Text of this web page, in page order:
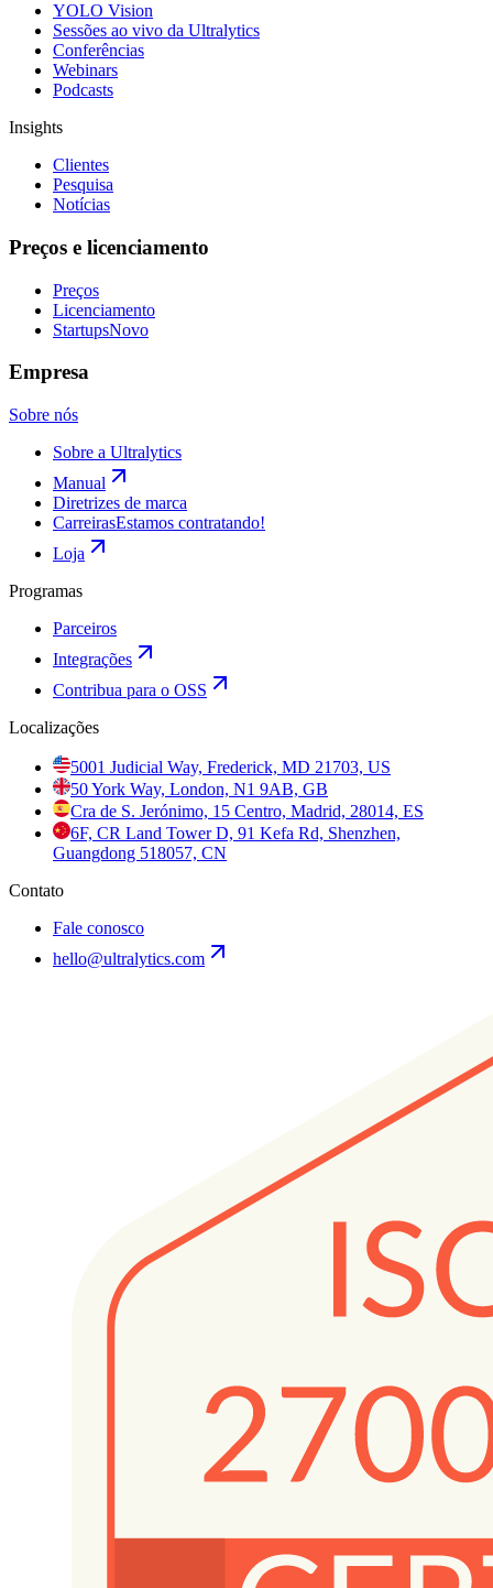
YOLO Vision
Sessões ao vivo da Ultralytics
Conferências
Webinars
Podcasts
Insights
Clientes
Pesquisa
Notícias
Preços e licenciamento
Preços
Licenciamento
StartupsNovo
Empresa
Sobre nós
Sobre a Ultralytics
Manual
Diretrizes de marca
CarreirasEstamos contratando!
Loja
Programas
Parceiros
Integrações
Contribua para o OSS
Localizações
5001 Judicial Way, Frederick, MD 21703, US
50 York Way, London, N1 9AB, GB
Cra de S. Jerónimo, 15 Centro, Madrid, 28014, ES
6F, CR Land Tower D, 91 Kefa Rd, Shenzhen,
Guangdong 518057, CN
Contato
Fale conosco
hello@ultralytics.com